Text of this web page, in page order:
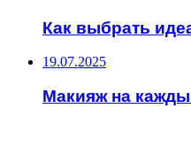
Как выбрать
19.07.2025
Макияж на